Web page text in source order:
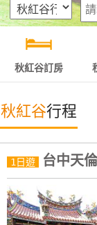
灣
訂
房
直接跟飯店訂房 HOT
特
色
民
宿
秋紅谷訂房
秋紅谷行程
1日遊 台中天